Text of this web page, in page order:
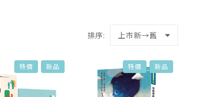
排序: 上市新→舊
特價 新品 特價 新品